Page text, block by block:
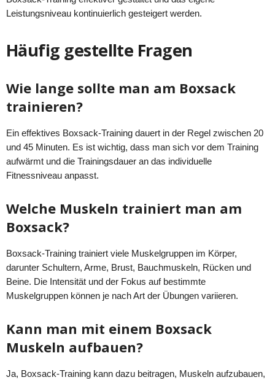
Leistungsniveau kontinuierlich gesteigert werden.
Häufig gestellte Fragen
Wie lange sollte man am Boxsack
trainieren?
Ein effektives Boxsack-Training dauert in der Regel zwischen 20
und 45 Minuten. Es ist wichtig, dass man sich vor dem Training
aufwärmt und die Trainingsdauer an das individuelle
Fitnessniveau anpasst.
Welche Muskeln trainiert man am
Boxsack?
Boxsack-Training trainiert viele Muskelgruppen im Körper,
darunter Schultern, Arme, Brust, Bauchmuskeln, Rücken und
Beine. Die Intensität und der Fokus auf bestimmte
Muskelgruppen können je nach Art der Übungen variieren.
Kann man mit einem Boxsack
Muskeln aufbauen?
Ja, Boxsack-Training kann dazu beitragen, Muskeln aufzubauen,